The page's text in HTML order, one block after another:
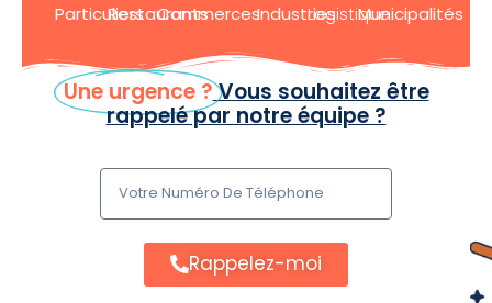
ParticuliersRestaurantsCommercesIndustriesLogistiqueMunicipalités
Une urgence ?Vous souhaitez être
rappelé par notre équipe ?
Rappelez-moi